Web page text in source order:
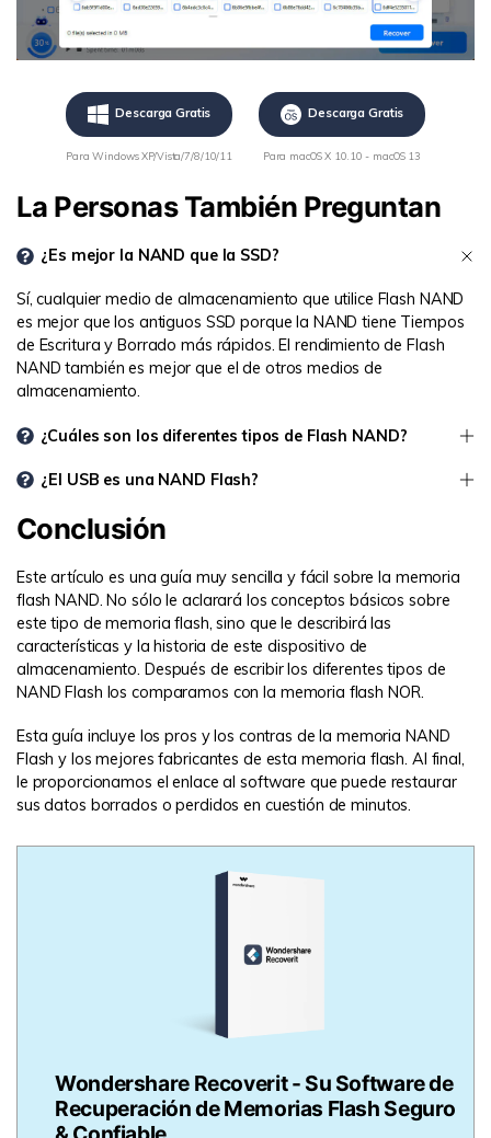
Descarga Gratis
Para Windows XP/Vista/7/8/10/11
Descarga Gratis
Para macOS X 10.10 - macOS 13
La Personas También Preguntan
¿Es mejor la NAND que la SSD?
Sí, cualquier medio de almacenamiento que utilice Flash NAND
es mejor que los antiguos SSD porque la NAND tiene Tiempos
de Escritura y Borrado más rápidos. El rendimiento de Flash
NAND también es mejor que el de otros medios de
almacenamiento.
¿Cuáles son los diferentes tipos de Flash NAND?
¿El USB es una NAND Flash?
Conclusión
Este artículo es una guía muy sencilla y fácil sobre la memoria
flash NAND. No sólo le aclarará los conceptos básicos sobre
este tipo de memoria flash, sino que le describirá las
características y la historia de este dispositivo de
almacenamiento. Después de escribir los diferentes tipos de
NAND Flash los comparamos con la memoria flash NOR.
Esta guía incluye los pros y los contras de la memoria NAND
Flash y los mejores fabricantes de esta memoria flash. Al final,
le proporcionamos el enlace al software que puede restaurar
sus datos borrados o perdidos en cuestión de minutos.
Wondershare Recoverit - Su Software de
Recuperación de Memorias Flash Seguro